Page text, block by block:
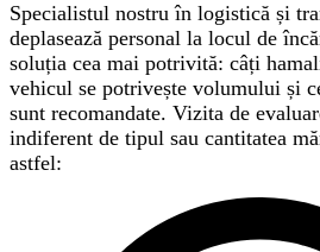
Specialistul nostru în logistică și
deplasează personal la locul de
soluția cea mai potrivită: câți
vehicul se potrivește volumului și
sunt recomandate. Vizita de
indiferent de tipul sau cantitatea
astfel: